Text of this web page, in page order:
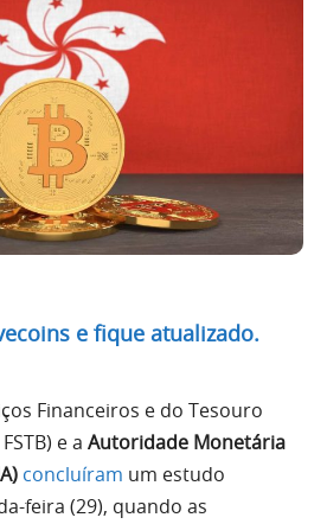
e fique atualizado.
Financeiros e do Tesouro
e a Autoridade Monetária
concluíram um estudo
feira (29), quando as